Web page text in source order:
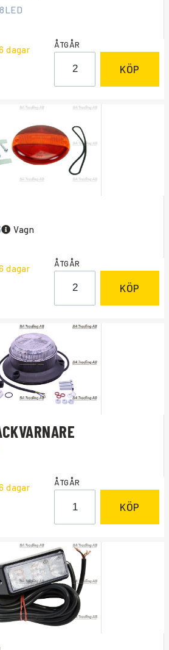
dagar ÅTGÅR
KÖP
Vagn
dagar ÅTGÅR
KÖP
dagar ÅTGÅR
KÖP